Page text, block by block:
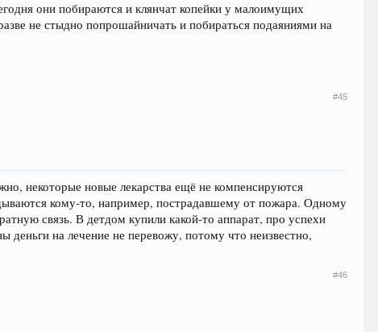
они побираются и клянчат копейки у малоимущих
не стыдно попрошайничать и побираться подаяниями на
#45
некоторые новые лекарства ещё не компенсируются
кому-то, например, пострадавшему от пожара. Одному
связь. В детдом купили какой-то аппарат, про успехи
деньги на лечение не перевожу, потому что неизвестно,
#46